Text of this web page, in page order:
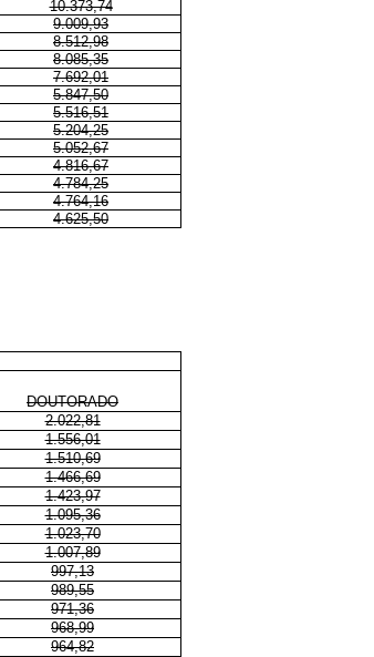
10.373,74
9.009,93
8.512,98
8.085,35
7.692,01
5.847,50
5.516,51
5.204,25
5.052,67
4.816,67
4.784,25
4.764,16
4.625,50
DOUTORADO
2.022,81
1.556,01
1.510,69
1.466,69
1.423,97
1.095,36
1.023,70
1.007,89
997,13
989,55
971,36
968,99
964,82